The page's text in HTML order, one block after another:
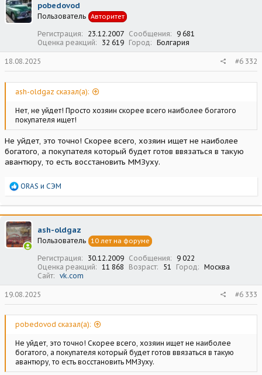
pobedovod
Пользователь Авторитет
Регистрация 23.12.2007 Сообщения
9 681
Оценка реакций
32 619 Город Болгария
18.08.2025 #6 332
ash-oldgaz сказал(а):
Нет, не уйдет! Просто хозяин скорее всего наиболее богатого
покупателя ищет!
Не уйдет, это точно! Скорее всего, хозяин ищет не наиболее
богатого, а покупателя который будет готов ввязаться в такую
авантюру, то есть восстановить ММЗуху.
Р
а
к
ц
и
и
ORAS и СЭМ
ash-oldgaz
Пользователь 10 лет на форуме
Регистрация 30.12.2009 Сообщения
9 022
Оценка реакций
11 868 Возраст 51 Город
Москва
Сайт
vk.com
19.08.2025 #6 333
pobedovod сказал(а):
Не уйдет, это точно! Скорее всего, хозяин ищет не наиболее
богатого, а покупателя который будет готов ввязаться в такую
авантюру, то есть восстановить ММЗуху.